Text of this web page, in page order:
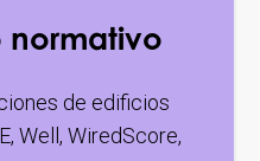
normativo
de edificios
Well, WiredScore,